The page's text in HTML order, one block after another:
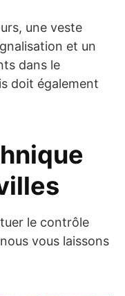
une veste
et un
dans le
doit également
le contrôle
vous laissons